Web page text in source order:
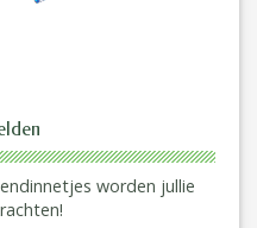
worden jullie